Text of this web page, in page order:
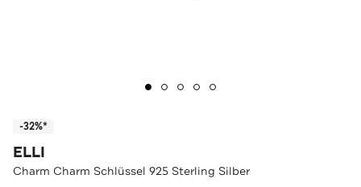
-32%*
ELLI
Charm Charm Schlüssel 925 Sterling Silber